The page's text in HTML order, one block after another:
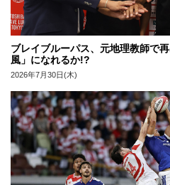
ブレイブルーパス、元地理教師で
風」になれるか!?
2026年7月30日(木)